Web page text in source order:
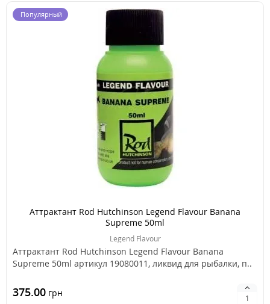
Популярный
Аттрактант Rod Hutchinson Legend Flavour Banana
Supreme 50ml
Legend Flavour
Аттрактант Rod Hutchinson Legend Flavour Banana
Supreme 50ml артикул 19080011, ликвид для рыбалки, п..
375.00 грн